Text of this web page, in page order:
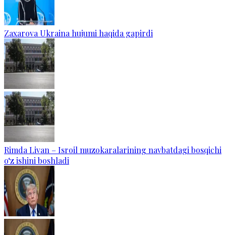
Zaxarova Ukraina hujumi haqida gapirdi
Rimda Livan – Isroil muzokaralarining navbatdagi bosqichi
o‘z ishini boshladi